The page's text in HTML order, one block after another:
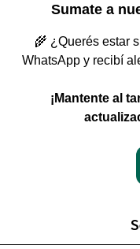
Sumate a
🌾 ¿Querés estar
WhatsApp y recibí
¡Mantente al